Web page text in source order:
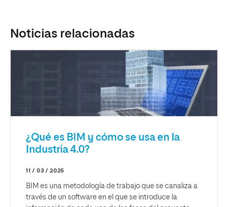
Noticias relacionadas
¿Qué es BIM y cómo se usa en la
Industria 4.0?
11 / 03 / 2025
BIM es una metodología de trabajo que se canaliza a
través de un software en el que se introduce la